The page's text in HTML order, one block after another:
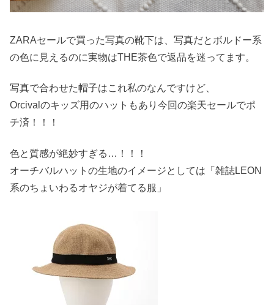
ZARAセールで買った写真の靴下は、写真だとボルドー系
の色に見えるのに実物はTHE茶色で返品を迷ってます。
写真で合わせた帽子はこれ私のなんですけど、
Orcivalのキッズ用のハットもあり今回の楽天セールでポ
チ済！！！
色と質感が絶妙すぎる…！！！
オーチバルハットの生地のイメージとしては「雑誌LEON
系のちょいわるオヤジが着てる服」